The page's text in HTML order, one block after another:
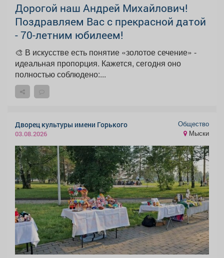
Дорогой наш Андрей Михайлович!
Поздравляем Вас с прекрасной датой
- 70-летним юбилеем!
🎨 В искусстве есть понятие «золотое сечение» -
идеальная пропорция. Кажется, сегодня оно
полностью соблюдено:...
Дворец культуры имени Горького
03.08.2026
Общество
Мыски